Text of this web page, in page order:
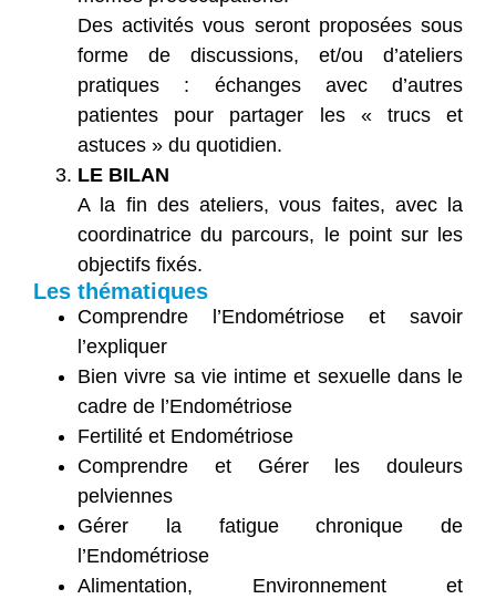
Des activités vous seront proposées sous
forme de discussions, et/ou d’ateliers
pratiques : échanges avec d’autres
patientes pour partager les « trucs et
astuces » du quotidien.
LE BILAN
A la fin des ateliers, vous faites, avec la
coordinatrice du parcours, le point sur les
objectifs fixés.
Les thématiques
Comprendre l’Endométriose et savoir
l’expliquer
Bien vivre sa vie intime et sexuelle dans le
cadre de l’Endométriose
Fertilité et Endométriose
Comprendre et Gérer les douleurs
pelviennes
Gérer la fatigue chronique de
l’Endométriose
Alimentation, Environnement et